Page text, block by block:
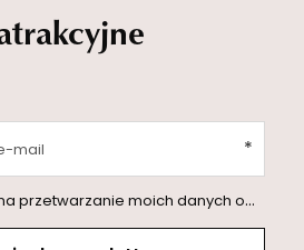
mail
(adres e-mail) na potrzeby wysyłki newslettera z informacją handlową (marketing). Więcej w